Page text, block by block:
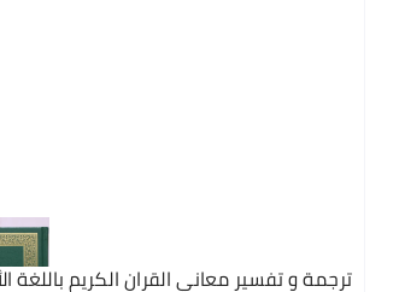
ترجمة و تفسير معاني القران الكريم باللغة